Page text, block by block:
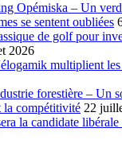
Opémiska – Un
se sentent oubliées
de golf pour
2026
multiplient
forestière – Un
la compétitivité 22
la candidate